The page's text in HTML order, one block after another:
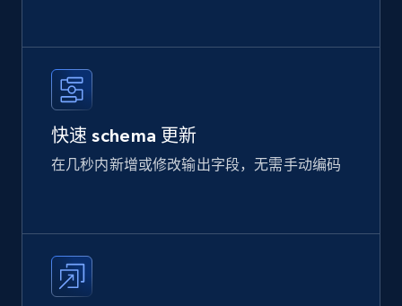
快速 schema 更新
在几秒内新增或修改输出字段，无需手动编码